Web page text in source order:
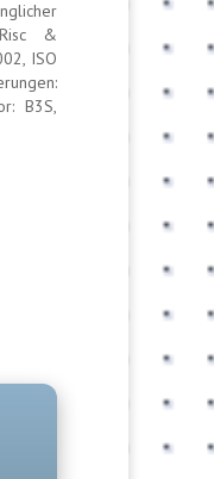
&
ISO
B3S,